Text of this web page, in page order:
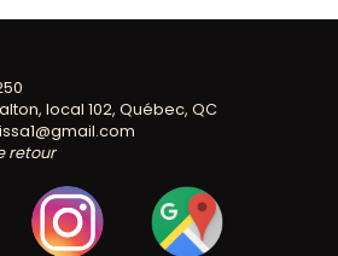
local 102, Québec, QC
retour